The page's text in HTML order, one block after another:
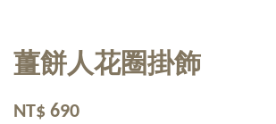
薑餅人花圈掛飾
NT$ 690